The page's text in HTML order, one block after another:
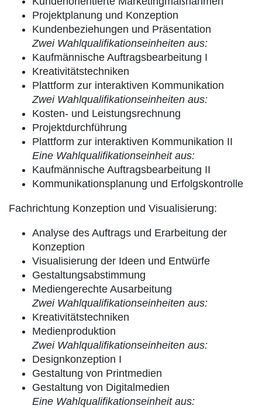
Projektplanung und Konzeption
Kundenbeziehungen und Präsentation
Zwei Wahlqualifikationseinheiten aus:
Kaufmännische Auftragsbearbeitung I
Kreativitätstechniken
Plattform zur interaktiven Kommunikation
Zwei Wahlqualifikationseinheiten aus:
Kosten- und Leistungsrechnung
Projektdurchführung
Plattform zur interaktiven Kommunikation II
Eine Wahlqualifikationseinheit aus:
Kaufmännische Auftragsbearbeitung II
Kommunikationsplanung und Erfolgskontrolle
Fachrichtung Konzeption und Visualisierung:
Analyse des Auftrags und Erarbeitung der
Konzeption
Visualisierung der Ideen und Entwürfe
Gestaltungsabstimmung
Mediengerechte Ausarbeitung
Zwei Wahlqualifikationseinheiten aus:
Kreativitätstechniken
Medienproduktion
Zwei Wahlqualifikationseinheiten aus:
Designkonzeption I
Gestaltung von Printmedien
Gestaltung von Digitalmedien
Eine Wahlqualifikationseinheit aus: